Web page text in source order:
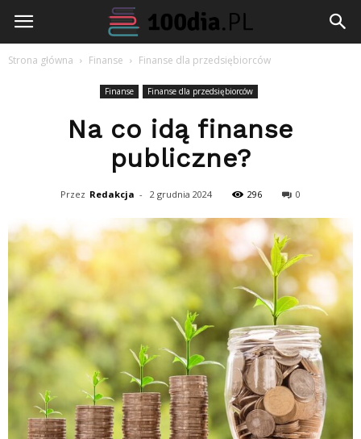
100dia.pl
Strona główna Finanse Finanse dla przedsiębiorców
Finanse Finanse dla przedsiębiorców
Na co idą finanse
publiczne?
Przez Redakcja - 2 grudnia 2024 296 0